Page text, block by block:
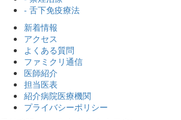
- 舌下免疫療法
新着情報
アクセス
よくある質問
ファミクリ通信
医師紹介
担当医表
紹介病院医療機関
プライバシーポリシー